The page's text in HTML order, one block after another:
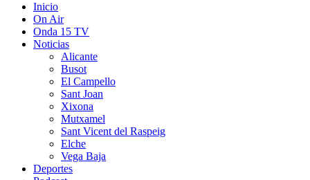
Inicio
On Air
Onda 15 TV
Noticias
Alicante
Busot
El Campello
Sant Joan
Xixona
Mutxamel
Sant Vicent del Raspeig
Elche
Vega Baja
Deportes